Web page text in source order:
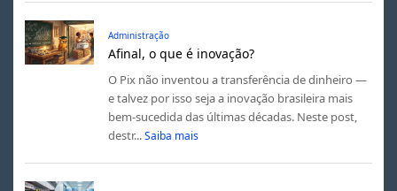
Administração
Afinal, o que é inovação?
O Pix não inventou a transferência de dinheiro —
e talvez por isso seja a inovação brasileira mais
bem-sucedida das últimas décadas. Neste post,
destr... Saiba mais